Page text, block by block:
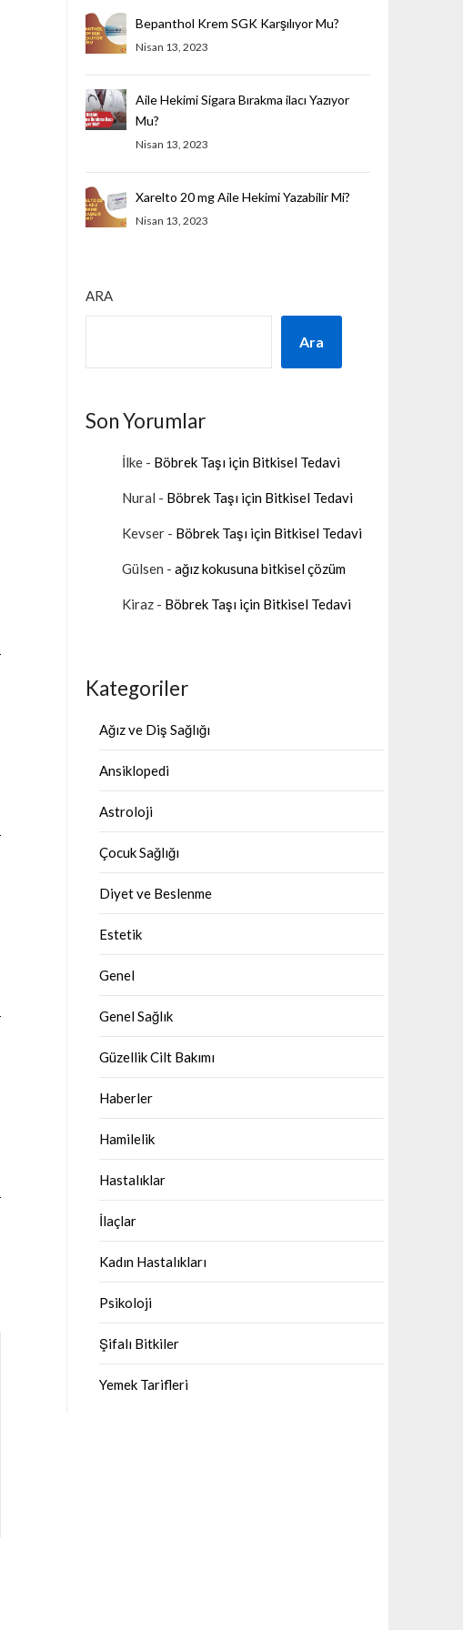
Bepanthol Krem SGK Karşılıyor Mu?
Nisan 13, 2023
Aile Hekimi Sigara Bırakma ilacı Yazıyor
Mu?
Nisan 13, 2023
Xarelto 20 mg Aile Hekimi Yazabilir Mi?
Nisan 13, 2023
ARA
Ara
Son Yorumlar
İlke- Böbrek Taşı için Bitkisel Tedavi
Nural - Böbrek Taşı için Bitkisel Tedavi
Kevser- Böbrek Taşı için Bitkisel Tedavi
Gülsen - ağız kokusuna bitkisel çözüm
Kiraz- Böbrek Taşı için Bitkisel Tedavi
Kategoriler
Ağız ve Diş Sağlığı
Ansiklopedi
Astroloji
Çocuk Sağlığı
Diyet ve Beslenme
Estetik
Genel
Genel Sağlık
Güzellik Cilt Bakımı
Haberler
Hamilelik
Hastalıklar
İlaçlar
Kadın Hastalıkları
Psikoloji
Şifalı Bitkiler
Yemek Tarifleri